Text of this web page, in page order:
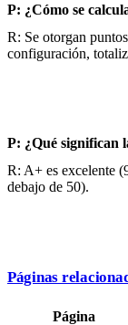
P: ¿Cómo se
R: Se otorgan
configuración,
P: ¿Qué significan
R: A+ es excelente
debajo de 50).
Páginas
Página